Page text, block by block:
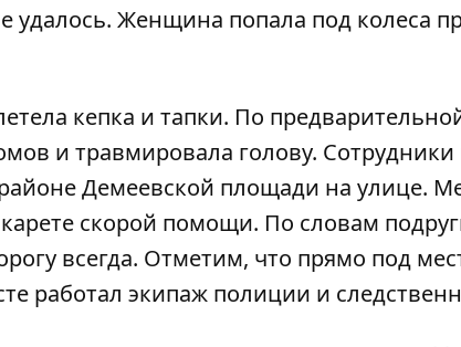
удалось. Женщина попала под колеса
кепка и тапки. По
и травмировала голову. Сотрудники
Демеевской площади на улице.
скорой помощи. По словам
всегда. Отметим, что прямо под
работал экипаж полиции и